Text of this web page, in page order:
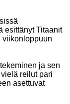
esittänyt Titaanit
viikonloppuun
ja sen
reilut pari
asettuvat